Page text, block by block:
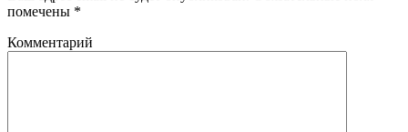
помечены *
Комментарий